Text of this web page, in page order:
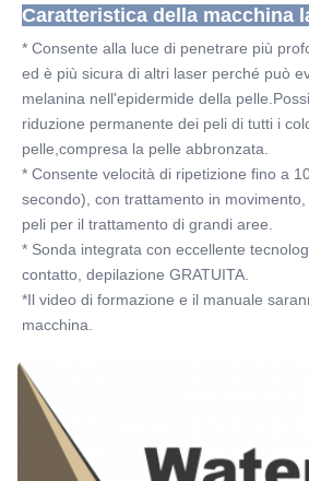
Caratteristica della macchina
* Consente alla luce di penetrare più
ed è più sicura di altri laser perché può
melanina nell'epidermide della
riduzione permanente dei peli di tutti i
pelle,compresa la pelle abbronzata.
* Consente velocità di ripetizione fino a
secondo), con trattamento in
peli per il trattamento di grandi aree.
* Sonda integrata con eccellente
contatto, depilazione GRATUITA.
*Il video di formazione e il manuale
macchina.